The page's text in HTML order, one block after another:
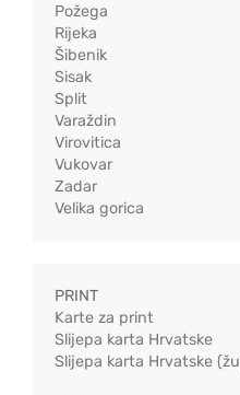
Požega
Rijeka
Šibenik
Sisak
Split
Varaždin
Virovitica
Vukovar
Zadar
Velika gorica
PRINT
Karte za print
Slijepa karta Hrvatske
Slijepa karta Hrvatske